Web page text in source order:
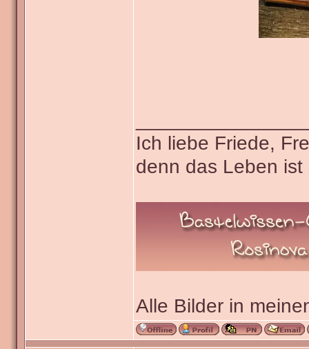
Ich liebe Friede,
denn das Leben
Alle Bilder in